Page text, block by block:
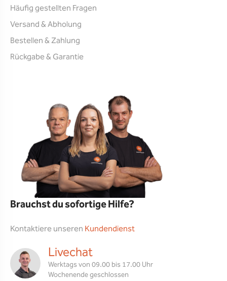
Häufig gestellten Fragen
Versand & Abholung
Bestellen & Zahlung
Rückgabe & Garantie
Brauchst du sofortige Hilfe?
Kontaktiere unseren Kundendienst
Livechat
Werktags von 09.00 bis 17.00 Uhr
Wochenende geschlossen